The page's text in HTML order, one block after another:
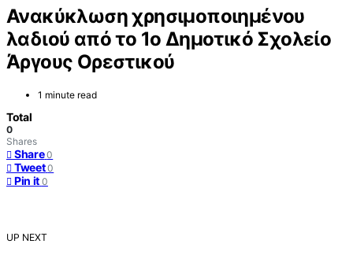
Ανακύκλωση χρησιμοποιημένου
λαδιού από το 1ο Δημοτικό Σχολείο
Άργους Ορεστικού
1 minute read
Total
0
Shares
Share 0
Tweet 0
Pin it 0
UP NEXT